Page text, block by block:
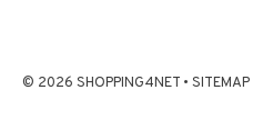
© 2026 SHOPPING4NET • SITEMAP